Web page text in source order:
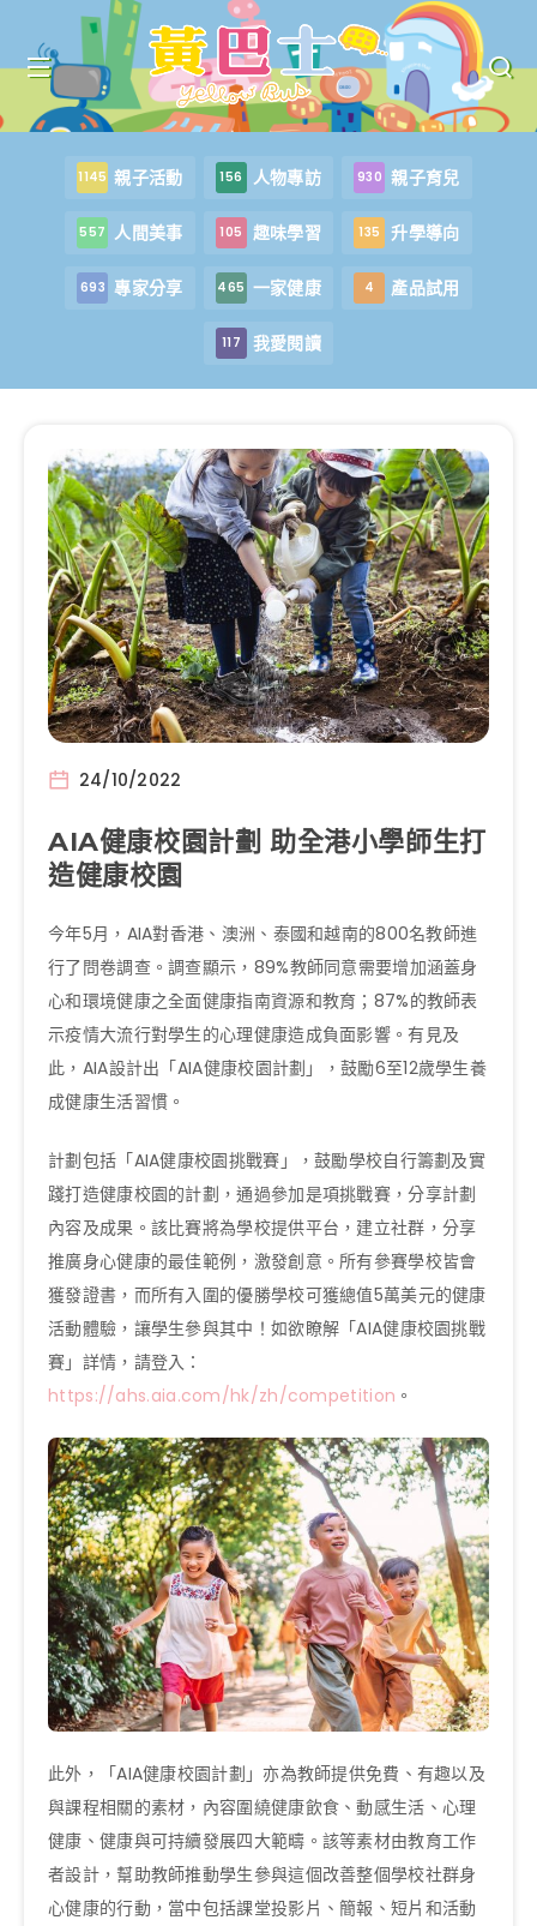
1145 親子活動 156 人物專訪 930 親子育兒
557 人間美事 105 趣味學習 135 升學導向
693 專家分享 465 一家健康 4 產品試用
117 我愛閱讀
24/10/2022
AIA健康校園計劃 助全港小學師生打
造健康校園
今年5月，AIA對香港、澳洲、泰國和越南的800名教師進
行了問卷調查。調查顯示，89%教師同意需要增加涵蓋身
心和環境健康之全面健康指南資源和教育；87%的教師表
示疫情大流行對學生的心理健康造成負面影響。有見及
此，AIA設計出「AIA健康校園計劃」，鼓勵6至12歲學生養
成健康生活習慣。
計劃包括「AIA健康校園挑戰賽」，鼓勵學校自行籌劃及實
踐打造健康校園的計劃，通過參加是項挑戰賽，分享計劃
內容及成果。該比賽將為學校提供平台，建立社群，分享
推廣身心健康的最佳範例，激發創意。所有參賽學校皆會
獲發證書，而所有入圍的優勝學校可獲總值5萬美元的健康
活動體驗，讓學生參與其中！如欲瞭解「AIA健康校園挑戰
賽」詳情，請登入：
https://ahs.aia.com/hk/zh/competition 。
此外，「AIA健康校園計劃」亦為教師提供免費、有趣以及
與課程相關的素材，內容圍繞健康飲食、動感生活、心理
健康、健康與可持續發展四大範疇。該等素材由教育工作
者設計，幫助教師推動學生參與這個改善整個學校社群身
心健康的行動，當中包括課堂投影片、簡報、短片和活動